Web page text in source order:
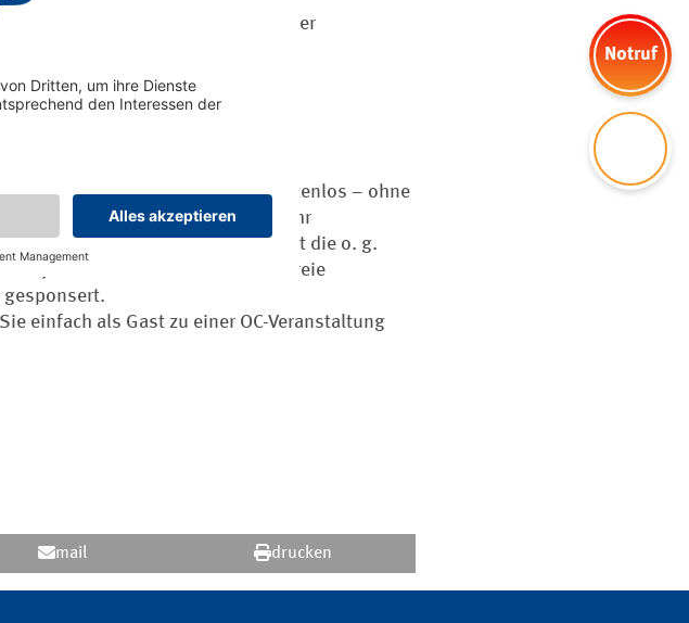
beantwortet Ihnen gerne der
OC Aller-Weser ein volles Jahr kostenlos – ohne
Es handelt sich um ein Jahr
gekündigt werden. Somit trifft die o. g.
Im Jahr 2024 werden drei kostenfreie
gesponsert.
einfach als Gast zu einer OC-Veranstaltung
mail drucken
Notruf
Kontakt